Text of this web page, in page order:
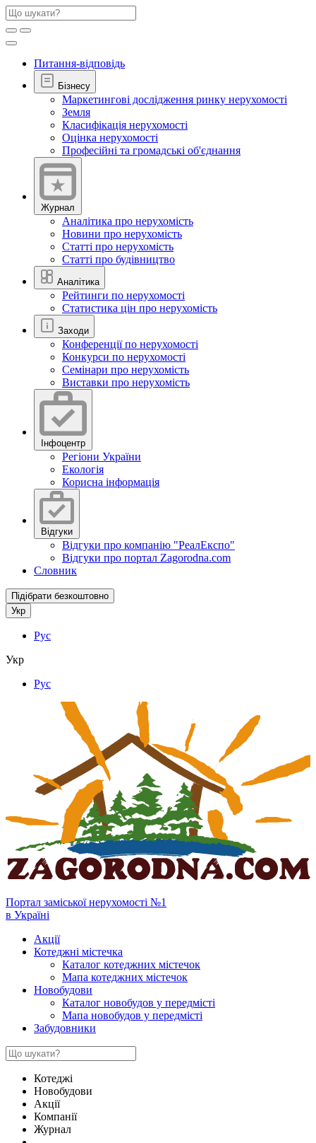
Питання-відповідь
Бізнесу
Маркетингові дослідження ринку нерухомості
Земля
Класифікація нерухомості
Оцінка нерухомості
Професійні та громадські об'єднання
Журнал
Аналітика про нерухомість
Новини про нерухомість
Статті про нерухомість
Статті про будівництво
Аналітика
Рейтинги по нерухомості
Статистика цін про нерухомість
Заходи
Конференції по нерухомості
Конкурси по нерухомості
Семінари про нерухомість
Виставки про нерухомість
Інфоцентр
Регіони України
Екологія
Корисна інформація
Відгуки
Відгуки про компанію "РеалЕкспо"
Відгуки про портал Zagorodna.com
Словник
Підібрати безкоштовно
Укр
Рус
Укр
Рус
Портал заміської нерухомості №1
в Україні
Акції
Котеджні містечка
Каталог котеджних містечок
Мапа котеджних містечок
Новобудови
Каталог новобудов у передмісті
Мапа новобудов у передмісті
Забудовники
Котеджі
Новобудови
Акції
Компанії
Журнал